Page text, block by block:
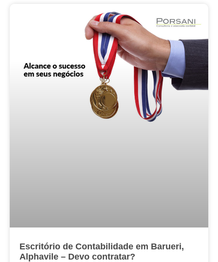
Escritório de Contabilidade em Barueri,
Alphavile – Devo contratar?